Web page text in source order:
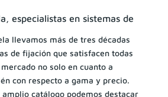
especialistas en sistemas de
llevamos más de tres décadas
de fijación que satisfacen todas
no solo en cuanto a
con respecto a gama y precio.
catálogo podemos destacar